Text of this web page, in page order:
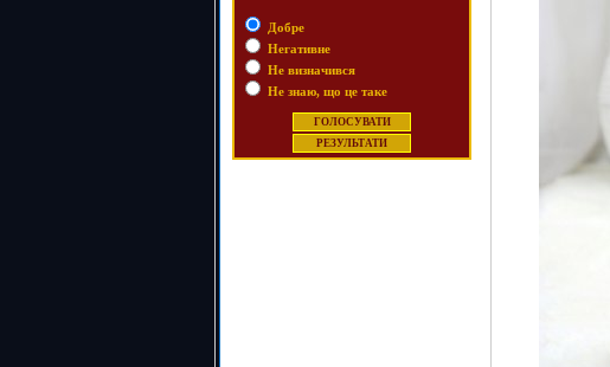
Добре
Негативне
Не визначився
Не знаю, що це таке